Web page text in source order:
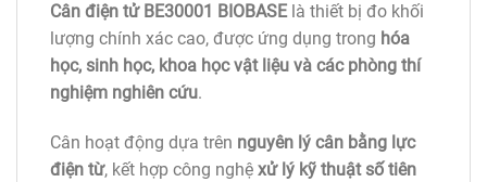
Cân điện tử BE30001 BIOBASElà thiết bị đo khối
lượng chính xác cao, được ứng dụng trong hóa
học, sinh học, khoa học vật liệu và các phòng thí
nghiệm nghiên cứu.
Cân hoạt động dựa trên nguyên lý cân bằng lực
điện từ, kết hợp công nghệ xử lý kỹ thuật số tiên